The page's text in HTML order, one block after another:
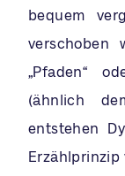
bequem
verschoben
„Pfaden“
(ähnlich
entstehen
Erzählprinzip